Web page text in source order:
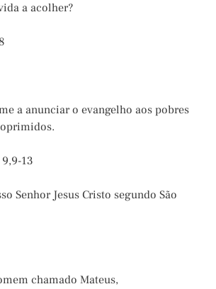
a acolher?
a anunciar o evangelho aos pobres
9,9-13
Senhor Jesus Cristo segundo São
chamado Mateus,